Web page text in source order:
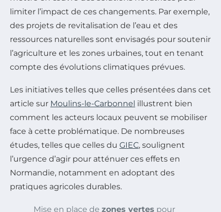
limiter l’impact de ces changements. Par exemple,
des projets de revitalisation de l’eau et des
ressources naturelles sont envisagés pour soutenir
l’agriculture et les zones urbaines, tout en tenant
compte des évolutions climatiques prévues.
Les initiatives telles que celles présentées dans cet
article sur Moulins-le-Carbonnel illustrent bien
comment les acteurs locaux peuvent se mobiliser
face à cette problématique. De nombreuses
études, telles que celles du GIEC, soulignent
l’urgence d’agir pour atténuer ces effets en
Normandie, notamment en adoptant des
pratiques agricoles durables.
Mise en place de zones vertes pour